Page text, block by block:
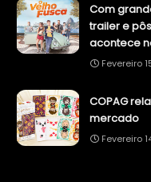
Com
trailer e
acontece
Fevereiro
COPAG
mercado
Fevereiro